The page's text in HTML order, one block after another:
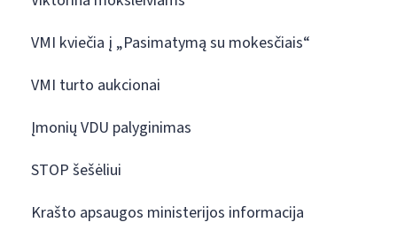
VMI kviečia į „Pasimatymą su mokesčiais“
VMI turto aukcionai
Įmonių VDU palyginimas
STOP šešėliui
Krašto apsaugos ministerijos informacija